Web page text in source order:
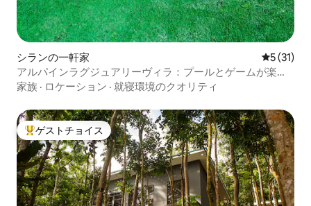
シランの一軒家 レビュー
5 (31)
アルパインラグジュアリーヴィラ：プールとゲームが楽し
めるラグジュアリーな滞在
家族 · ロケーション · 就寝環境のクオリティ
大好評のゲストチョイスです。
ゲストチョイス